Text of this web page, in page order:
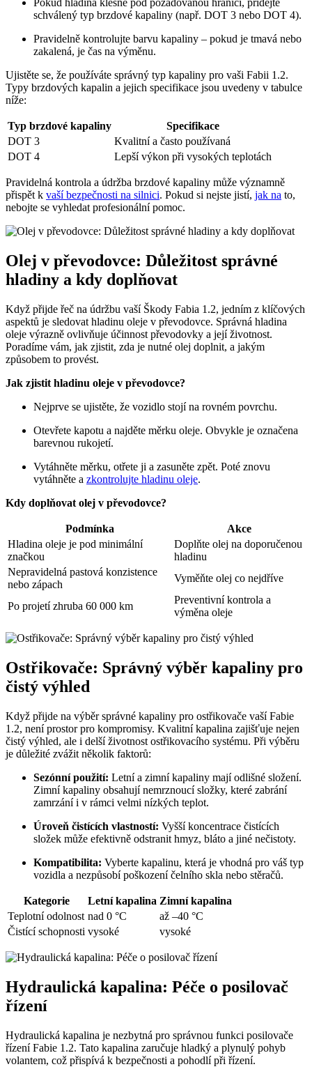
Pokud ⁣hladina klesne pod požadovanou hranici, ⁢přidejte
⁢schválený typ brzdové kapaliny ⁣(např. DOT ‌3 ‌nebo DOT 4).
Pravidelně⁢ kontrolujte⁤ barvu ⁢kapaliny –⁣ pokud ​je tmavá nebo
zakalená, je⁣ čas na ⁢výměnu.
Ujistěte se, že používáte správný⁢ typ⁤ kapaliny pro vaši Fabii 1.2.
Typy‌ brzdových kapalin‍ a jejich specifikace jsou⁢ uvedeny v tabulce
níže:
Typ⁤ brzdové kapaliny
Specifikace
DOT ​3
Kvalitní⁣ a ‌často používaná
DOT 4
Lepší výkon ‌při vysokých‌ teplotách
Pravidelná kontrola a údržba brzdové kapaliny může významně
přispět k vaší bezpečnosti na silnici. Pokud si nejste jistí, jak na to,
nebojte​ se vyhledat ‍profesionální pomoc.
Olej ​v převodovce: Důležitost‍ správné
hladiny a kdy doplňovat
Když ​přijde řeč na údržbu vaší Škody Fabia 1.2, ‌jedním z ​klíčových
aspektů je sledovat hladinu oleje⁣ v převodovce. Správná hladina‍
oleje ⁤výrazně ⁣ovlivňuje účinnost ⁣převodovky a její životnost.
Poradíme vám, jak zjistit, zda ⁤je​ nutné‍ olej doplnit,⁢ a ‌jakým
způsobem ‌to provést.
Jak zjistit hladinu oleje ‍v převodovce?
Nejprve⁢ se⁤ ujistěte, že vozidlo⁤ stojí na⁢ rovném povrchu.
Otevřete kapotu ​a najděte měrku oleje. Obvykle je⁤ označena
barevnou rukojetí.
Vytáhněte‌ měrku, ⁢otřete ⁢ji‍ a zasuněte‌ zpět. Poté znovu
vytáhněte a‍ zkontrolujte hladinu oleje.
Kdy doplňovat olej ⁤v‌ převodovce?
Podmínka
Akce
Hladina ⁣oleje je pod minimální⁤
značkou
Doplňte ‍olej na doporučenou
hladinu
Nepravidelná pastová konzistence
nebo zápach
Vyměňte olej⁣ co nejdříve
Po projetí‌ zhruba ‍60 000 km
Preventivní​ kontrola a‍
výměna oleje
Ostřikovače: Správný⁤ výběr kapaliny pro
čistý ‌výhled
Když přijde na‍ výběr správné kapaliny⁢ pro ostřikovače‌ vaší Fabie
1.2, není prostor pro kompromisy. Kvalitní kapalina ⁤zajišťuje nejen
čistý⁢ výhled, ale ​i ‍delší životnost ​ostřikovacího systému. Při výběru‍
je ‌důležité zvážit‌ několik ‍faktorů:
Sezónní ‌použití: ⁣Letní a zimní kapaliny⁢ mají odlišné složení.
Zimní kapaliny obsahují ‌nemrznoucí složky, které zabrání
zamrzání i v ‌rámci​ velmi nízkých teplot.
Úroveň čistících ‌vlastností: Vyšší koncentrace čistících
složek může efektivně ⁢odstranit hmyz, bláto ​a ⁤jiné nečistoty.
Kompatibilita: Vyberte kapalinu, ⁣která ‍je vhodná pro váš typ
vozidla a nezpůsobí​ poškození ⁤čelního skla nebo stěračů.
Kategorie Letní kapalina Zimní kapalina
Teplotní odolnost nad⁣ 0 °C
až –40 °C
Čistící schopnosti vysoké vysoké
Hydraulická ‍kapalina: Péče o ⁤posilovač
řízení
Hydraulická kapalina je nezbytná pro správnou funkci ⁢posilovače
řízení Fabie 1.2. Tato ⁣kapalina zaručuje hladký ⁤a plynulý pohyb​
volantem, což ⁤přispívá k bezpečnosti a pohodlí při ⁣řízení.